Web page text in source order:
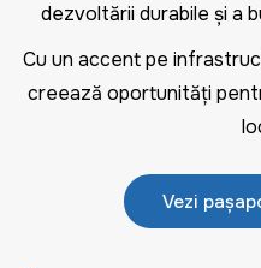
dezvoltării durabile și a
Cu un accent pe
creează oportunități
Vezi